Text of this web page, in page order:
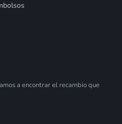
a encontrar el recambio que